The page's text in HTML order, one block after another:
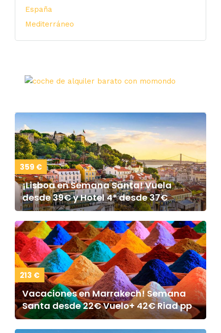
España
Mediterráneo
359 €
¡Lisboa en Semana Santa! Vuela
desde 39€ y Hotel 4* desde 37€
213 €
Vacaciones en Marrakech! Semana
Santa desde 22€ Vuelo+ 42€ Riad pp